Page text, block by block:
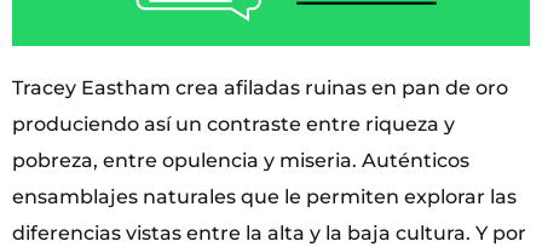
Tracey Eastham crea afiladas ruinas en pan de oro
produciendo así un contraste entre riqueza y
pobreza, entre opulencia y miseria. Auténticos
ensamblajes naturales que le permiten explorar las
diferencias vistas entre la alta y la baja cultura. Y por